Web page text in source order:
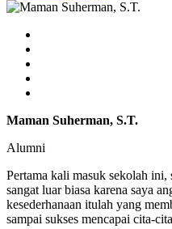
Maman Suherman, S.T.
Alumni
Pertama kali masuk sekolah ini,
sangat luar biasa karena saya
kesederhanaan itulah yang
sampai sukses mencapai cita-